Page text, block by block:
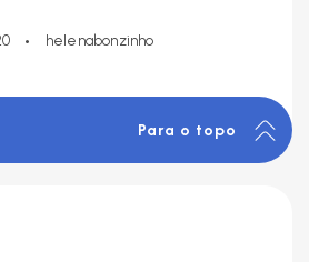
• helenabonzinho
Para o topo